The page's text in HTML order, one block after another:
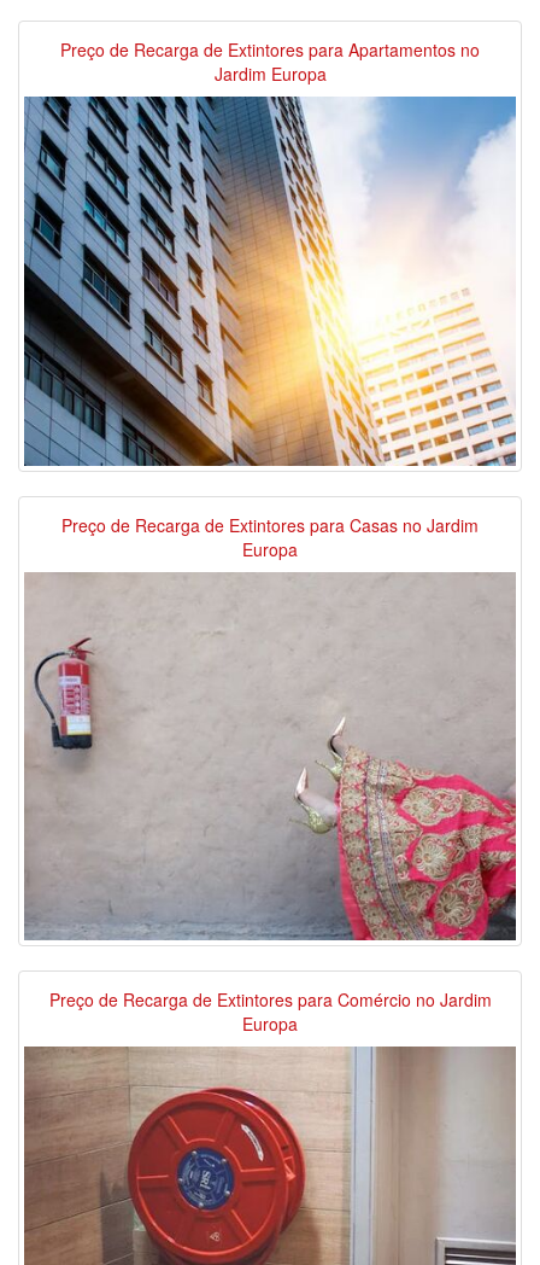
Preço de Recarga de Extintores para Apartamentos no
Jardim Europa
Preço de Recarga de Extintores para Casas no Jardim
Europa
Preço de Recarga de Extintores para Comércio no Jardim
Europa